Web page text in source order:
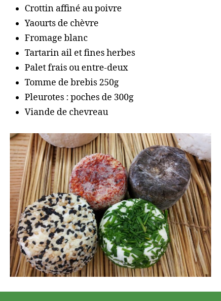
Crottin affiné au poivre
Yaourts de chèvre
Fromage blanc
Tartarin ail et fines herbes
Palet frais ou entre-deux
Tomme de brebis 250g
Pleurotes : poches de 300g
Viande de chevreau